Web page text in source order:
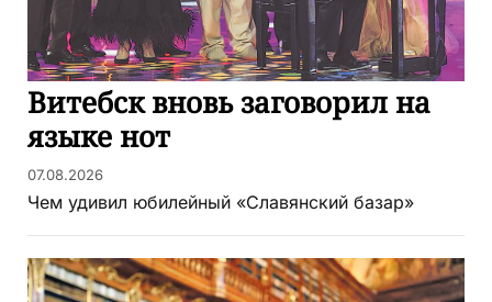
Витебск вновь заговорил на
языке нот
07.08.2026
Чем удивил юбилейный «Славянский базар»